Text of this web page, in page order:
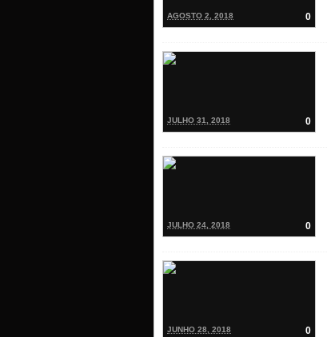
0
AGOSTO 2, 2018
0
JULHO 31, 2018
0
JULHO 24, 2018
0
JUNHO 28, 2018